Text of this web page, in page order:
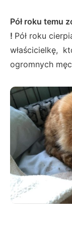
Pół roku temu
! Pół roku
właścicielkę,
ogromnych